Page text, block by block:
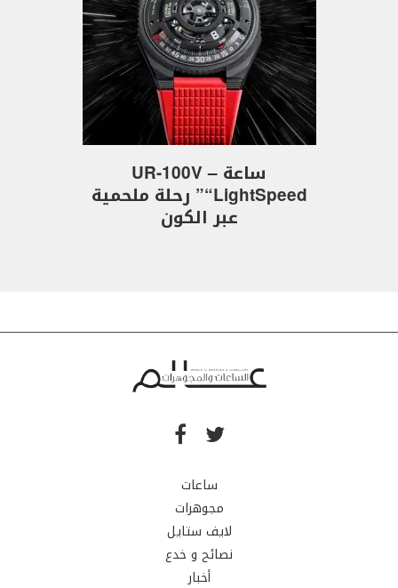
ساعة UR-100V –
“LightSpeed” رحلة ملحمية
عبر الكون
ساعات
مجوهرات
لايف ستايل
نصائح و خدع
أخبار